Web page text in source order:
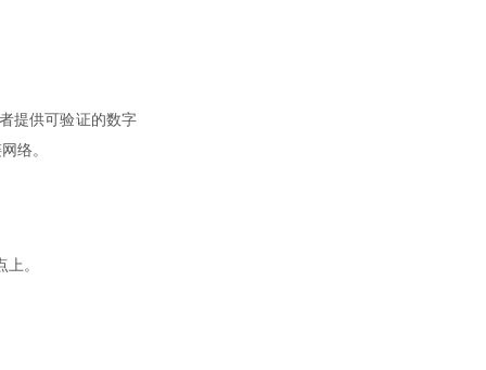
提供可验证的数字
络。
。